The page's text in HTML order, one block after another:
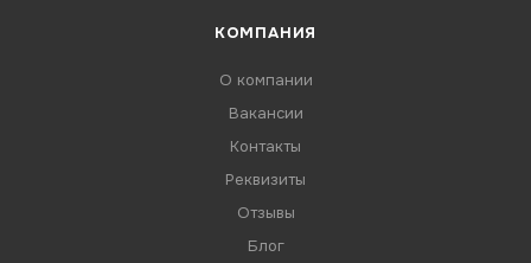
КОМПАНИЯ
О компании
Вакансии
Контакты
Реквизиты
Отзывы
Блог